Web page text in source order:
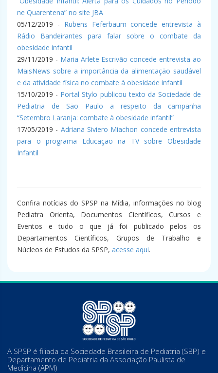
ne Quarentena” no site JBA
05/12/2019 - Rubens Feferbaum concede entrevista à
Rádio Bandeirantes para falar sobre o combate da
obesidade infantil
29/11/2019 - Maria Arlete Escrivão concede entrevista ao
MaisNews sobre a importância da alimentação saudável
e da atividade física no combate à obesidade infantil
15/10/2019 - Portal Stylo publicou texto da Sociedade de
Pediatria de São Paulo a respeito da campanha
“Setembro Laranja: combate à obesidade infantil”
17/05/2019 - Adriana Siviero Miachon concede entrevista
para o programa Educação na TV sobre Obesidade
Infantil
Confira notícias do SPSP na Mídia, informações no blog
Pediatra Orienta, Documentos Científicos, Cursos e
Eventos e tudo o que já foi publicado pelos os
Departamentos Científicos, Grupos de Trabalho e
Núcleos de Estudos da SPSP, acesse aqui.
A SPSP é filiada da Sociedade Brasileira de Pediatria (SBP) e
Departamento de Pediatria da Associação Paulista de
Medicina (APM)